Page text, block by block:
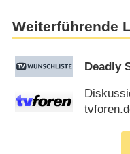
Weiterführende
Deadly